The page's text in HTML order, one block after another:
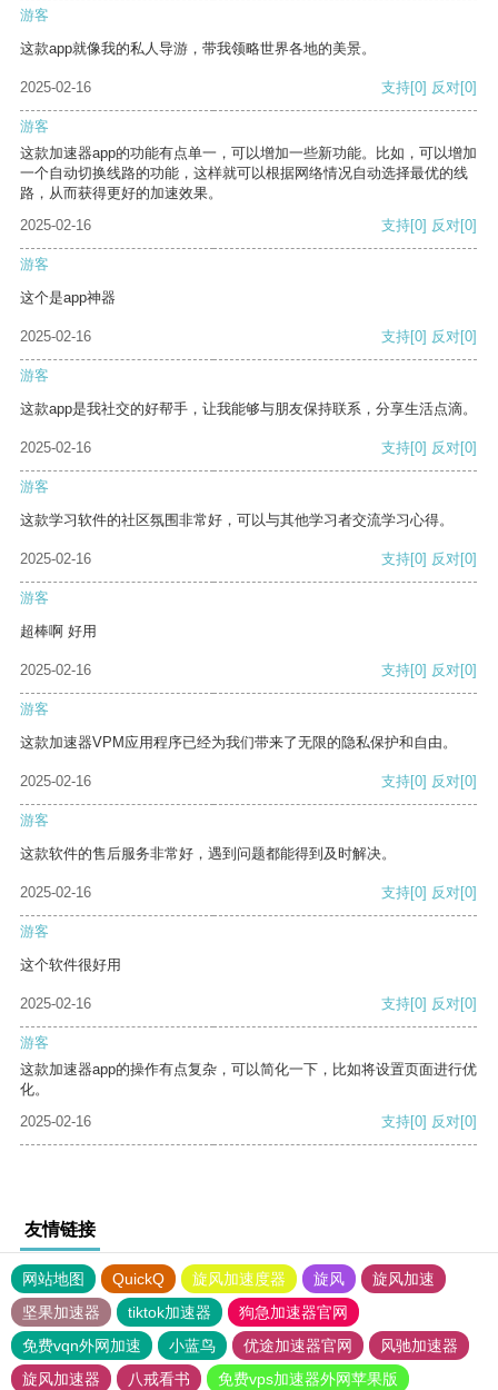
游客
这款app就像我的私人导游，带我领略世界各地的美景。
2025-02-16 支持[0] 反对[0]
游客
这款加速器app的功能有点单一，可以增加一些新功能。比如，可以增加
一个自动切换线路的功能，这样就可以根据网络情况自动选择最优的线
路，从而获得更好的加速效果。
2025-02-16
支持[0] 反对[0]
游客
这个是app神器
2025-02-16 支持[0] 反对[0]
游客
这款app是我社交的好帮手，让我能够与朋友保持联系，分享生活点滴。
2025-02-16 支持[0] 反对[0]
游客
这款学习软件的社区氛围非常好，可以与其他学习者交流学习心得。
2025-02-16 支持[0] 反对[0]
游客
超棒啊 好用
2025-02-16 支持[0] 反对[0]
游客
这款加速器VPM应用程序已经为我们带来了无限的隐私保护和自由。
2025-02-16 支持[0] 反对[0]
游客
这款软件的售后服务非常好，遇到问题都能得到及时解决。
2025-02-16 支持[0] 反对[0]
游客
这个软件很好用
2025-02-16 支持[0] 反对[0]
游客
这款加速器app的操作有点复杂，可以简化一下，比如将设置页面进行优
化。
2025-02-16
支持[0] 反对[0]
友情链接
网站地图 QuickQ 旋风加速度器 旋风
旋风加速
坚果加速器
tiktok加速器
狗急加速器官网
免费vqn外网加速
小蓝鸟 优途加速器官网
风驰加速器
旋风加速器
八戒看书 免费vps加速器外网苹果版